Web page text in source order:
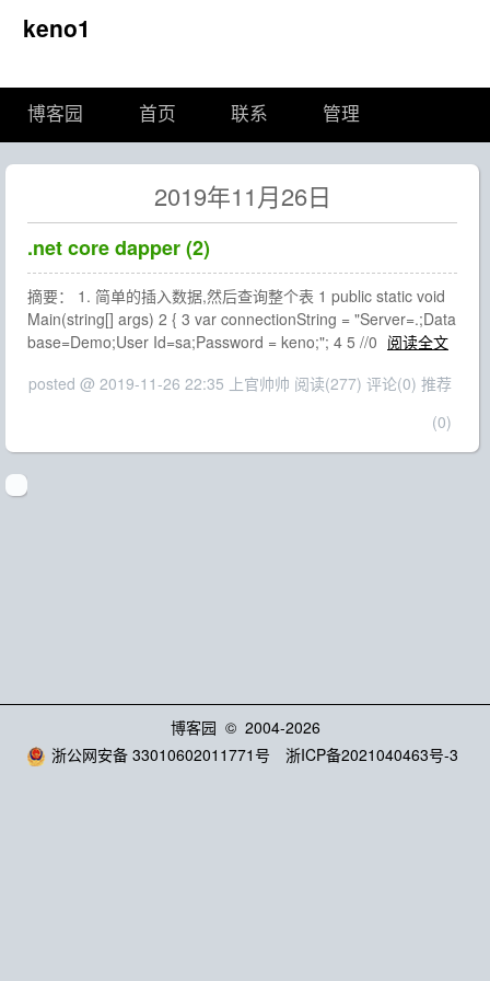
keno1
博客园 首页 联系 管理
2019年11月26日
.net core dapper (2)
摘要： 1. 简单的插入数据,然后查询整个表 1 public static void
Main(string[] args) 2 { 3 var connectionString = "Server=.;Data
base=Demo;User Id=sa;Password = keno;"; 4 5 //0 阅读全文
posted @ 2019-11-26 22:35 上官帅帅 阅读(277) 评论(0) 推荐
(0)
博客园 © 2004-2026
浙公网安备 33010602011771号
浙ICP备2021040463号-3